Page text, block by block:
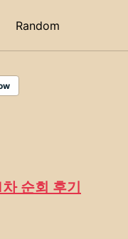
Random
순회 후기